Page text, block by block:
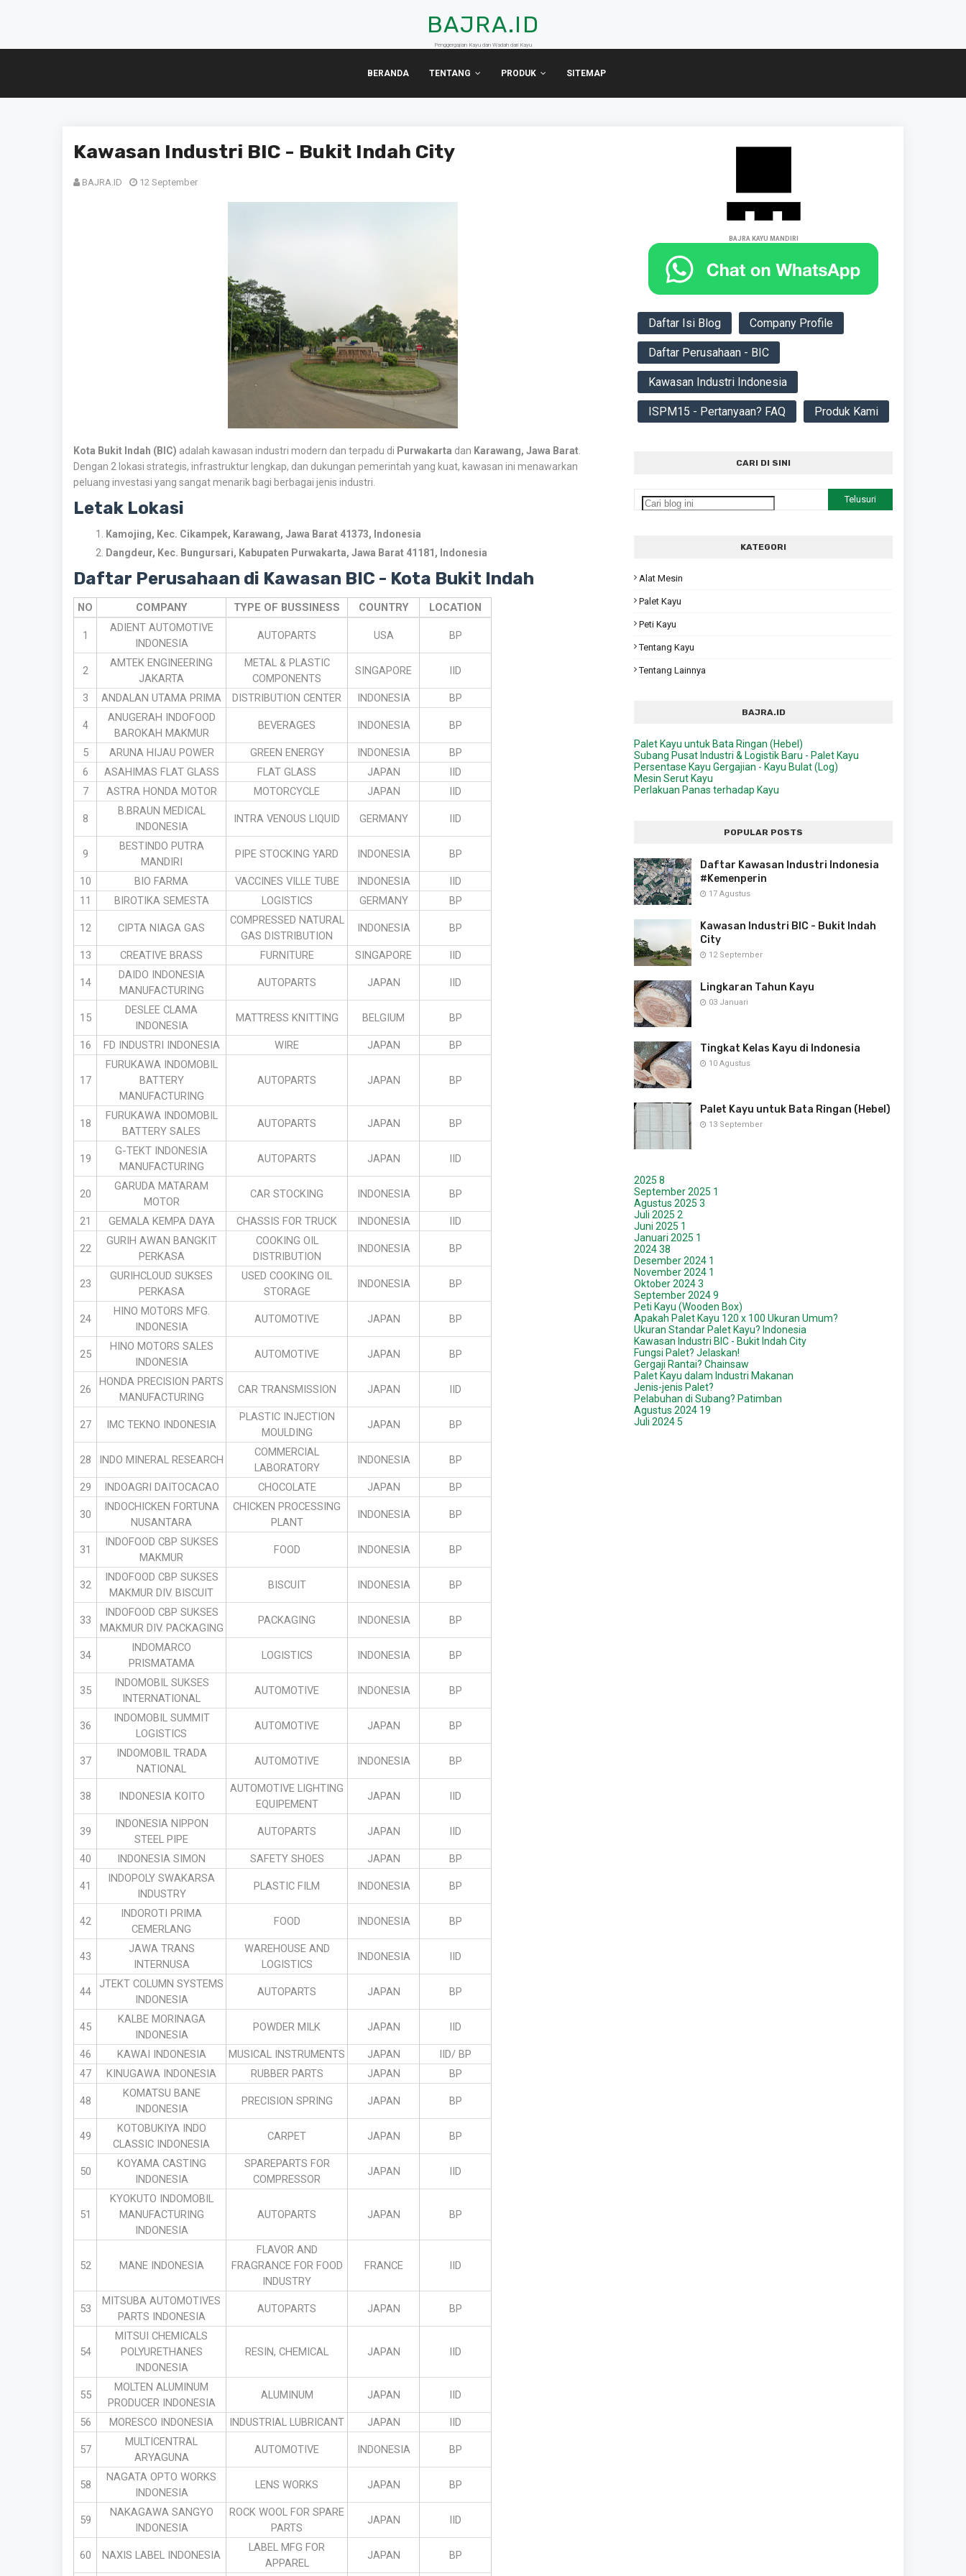
BAJRA.ID
Penggergajian Kayu dan Wadah dari Kayu
BERANDA TENTANG PRODUK SITEMAP
Kawasan Industri BIC - Bukit Indah City
BAJRA.ID 12 September
Kota Bukit Indah (BIC) adalah kawasan industri modern dan terpadu di Purwakarta dan Karawang, Jawa Barat
Dengan 2 lokasi strategis, infrastruktur lengkap, dan dukungan pemerintah yang kuat, kawasan ini menawarkan
peluang investasi yang sangat menarik bagi berbagai jenis industri.
Letak Lokasi
Kamojing, Kec. Cikampek, Karawang, Jawa Barat 41373, Indonesia
Dangdeur, Kec. Bungursari, Kabupaten Purwakarta, Jawa Barat 41181, Indonesia
Daftar Perusahaan di Kawasan BIC - Kota Bukit Indah
NO COMPANY TYPE OF BUSSINESS COUNTRY LOCATION
1
ADIENT AUTOMOTIVE
INDONESIA
AUTOPARTS USA BP
2
AMTEK ENGINEERING
JAKARTA
METAL & PLASTIC
COMPONENTS
SINGAPORE IID
3 ANDALAN UTAMA PRIMA DISTRIBUTION CENTER INDONESIA BP
4
ANUGERAH INDOFOOD
BAROKAH MAKMUR
BEVERAGES INDONESIA BP
5 ARUNA HIJAU POWER GREEN ENERGY INDONESIA
BP
6
ASAHIMAS FLAT GLASS FLAT GLASS JAPAN
IID
7
ASTRA HONDA MOTOR MOTORCYCLE JAPAN IID
8
B.BRAUN MEDICAL
INDONESIA
INTRA VENOUS LIQUID GERMANY IID
9
BESTINDO PUTRA
MANDIRI
PIPE STOCKING YARD INDONESIA BP
10 BIO FARMA VACCINES VILLE TUBE INDONESIA
IID
11
BIROTIKA SEMESTA LOGISTICS GERMANY BP
12 CIPTA NIAGA GAS
COMPRESSED NATURAL
GAS DISTRIBUTION
INDONESIA BP
13 CREATIVE BRASS FURNITURE SINGAPORE IID
14
DAIDO INDONESIA
MANUFACTURING
AUTOPARTS JAPAN IID
15
DESLEE CLAMA
INDONESIA
MATTRESS KNITTING BELGIUM BP
16 FD INDUSTRI INDONESIA WIRE JAPAN BP
17
FURUKAWA INDOMOBIL
BATTERY
MANUFACTURING
AUTOPARTS JAPAN BP
18
FURUKAWA INDOMOBIL
BATTERY SALES
AUTOPARTS JAPAN BP
19
G-TEKT INDONESIA
MANUFACTURING
AUTOPARTS JAPAN IID
20
GARUDA MATARAM
MOTOR
CAR STOCKING INDONESIA BP
21 GEMALA KEMPA DAYA CHASSIS FOR TRUCK INDONESIA IID
22
GURIH AWAN BANGKIT
PERKASA
COOKING OIL
DISTRIBUTION
INDONESIA BP
23
GURIHCLOUD SUKSES
PERKASA
USED COOKING OIL
STORAGE
INDONESIA BP
24
HINO MOTORS MFG.
INDONESIA
AUTOMOTIVE JAPAN BP
25
HINO MOTORS SALES
INDONESIA
AUTOMOTIVE JAPAN BP
26
HONDA PRECISION PARTS
MANUFACTURING
CAR TRANSMISSION JAPAN IID
27 IMC TEKNO INDONESIA
PLASTIC INJECTION
MOULDING
JAPAN BP
28 INDO MINERAL RESEARCH
COMMERCIAL
LABORATORY
INDONESIA BP
29 INDOAGRI DAITOCACAO CHOCOLATE JAPAN BP
30
INDOCHICKEN FORTUNA
NUSANTARA
CHICKEN PROCESSING
PLANT
INDONESIA BP
31
INDOFOOD CBP SUKSES
MAKMUR
FOOD INDONESIA BP
32
INDOFOOD CBP SUKSES
MAKMUR DIV. BISCUIT
BISCUIT INDONESIA BP
33
INDOFOOD CBP SUKSES
MAKMUR DIV. PACKAGING
PACKAGING INDONESIA BP
34
INDOMARCO
PRISMATAMA
LOGISTICS INDONESIA BP
35
INDOMOBIL SUKSES
INTERNATIONAL
AUTOMOTIVE INDONESIA BP
36
INDOMOBIL SUMMIT
LOGISTICS
AUTOMOTIVE JAPAN BP
37
INDOMOBIL TRADA
NATIONAL
AUTOMOTIVE INDONESIA BP
38 INDONESIA KOITO
AUTOMOTIVE LIGHTING
EQUIPEMENT
JAPAN IID
39
INDONESIA NIPPON
STEEL PIPE
AUTOPARTS JAPAN IID
40 INDONESIA SIMON SAFETY SHOES JAPAN BP
41
INDOPOLY SWAKARSA
INDUSTRY
PLASTIC FILM INDONESIA BP
42
INDOROTI PRIMA
CEMERLANG
FOOD INDONESIA BP
43
JAWA TRANS
INTERNUSA
WAREHOUSE AND
LOGISTICS
INDONESIA IID
44
JTEKT COLUMN SYSTEMS
INDONESIA
AUTOPARTS JAPAN BP
45
KALBE MORINAGA
INDONESIA
POWDER MILK JAPAN IID
46 KAWAI INDONESIA MUSICAL INSTRUMENTS JAPAN
IID/ BP
47
KINUGAWA INDONESIA RUBBER PARTS JAPAN BP
48
KOMATSU BANE
INDONESIA
PRECISION SPRING JAPAN BP
49
KOTOBUKIYA INDO
CLASSIC INDONESIA
CARPET JAPAN BP
50
KOYAMA CASTING
INDONESIA
SPAREPARTS FOR
COMPRESSOR
JAPAN IID
51
KYOKUTO INDOMOBIL
MANUFACTURING
INDONESIA
AUTOPARTS JAPAN BP
52 MANE INDONESIA
FLAVOR AND
FRAGRANCE FOR FOOD
INDUSTRY
FRANCE IID
53
MITSUBA AUTOMOTIVES
PARTS INDONESIA
AUTOPARTS JAPAN BP
54
MITSUI CHEMICALS
POLYURETHANES
INDONESIA
RESIN, CHEMICAL JAPAN IID
55
MOLTEN ALUMINUM
PRODUCER INDONESIA
ALUMINUM JAPAN IID
56 MORESCO INDONESIA INDUSTRIAL LUBRICANT JAPAN IID
57
MULTICENTRAL
ARYAGUNA
AUTOMOTIVE INDONESIA BP
58
NAGATA OPTO WORKS
INDONESIA
LENS WORKS JAPAN BP
59
NAKAGAWA SANGYO
INDONESIA
ROCK WOOL FOR SPARE
PARTS
JAPAN IID
60 NAXIS LABEL INDONESIA
LABEL MFG FOR
APPAREL
JAPAN BP
BAJRA KAYU MANDIRI
Daftar Isi Blog Company Profile
Daftar Perusahaan - BIC
Kawasan Industri Indonesia
ISPM15 - Pertanyaan? FAQ Produk Kami
CARI DI SINI
KATEGORI
Alat Mesin
Palet Kayu
Peti Kayu
Tentang Kayu
Tentang Lainnya
BAJRA.ID
Palet Kayu untuk Bata Ringan (Hebel)
Subang Pusat Industri & Logistik Baru - Palet Kayu
Persentase Kayu Gergajian - Kayu Bulat (Log)
Mesin Serut Kayu
Perlakuan Panas terhadap Kayu
POPULAR POSTS
Daftar Kawasan Industri Indonesia
#Kemenperin
17 Agustus
Kawasan Industri BIC - Bukit Indah
City
12 September
Lingkaran Tahun Kayu
03 Januari
Tingkat Kelas Kayu di Indonesia
10 Agustus
Palet Kayu untuk Bata Ringan (Hebel)
13 September
2025 8
September 2025 1
Agustus 2025 3
Juli 2025 2
Juni 2025 1
Januari 2025 1
202438
Desember 2024 1
November 2024 1
Oktober 20243
September 20249
Peti Kayu (Wooden Box)
Apakah Palet Kayu 120 x 100 Ukuran Umum?
Ukuran Standar Palet Kayu? Indonesia
Kawasan Industri BIC - Bukit Indah City
Fungsi Palet? Jelaskan!
Gergaji Rantai? Chainsaw
Palet Kayu dalam Industri Makanan
Jenis-jenis Palet?
Pelabuhan di Subang? Patimban
Agustus 2024 19
Juli 2024 5